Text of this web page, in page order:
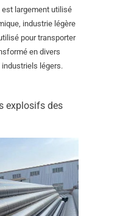
est largement utilisé
industrie légère
pour transporter
en divers
légers.
explosifs des